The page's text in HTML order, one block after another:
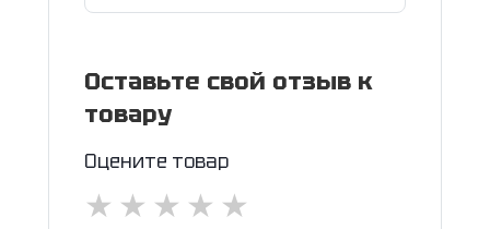
Оставьте свой отзыв к
товару
Оцените товар
★
★
★
★
★